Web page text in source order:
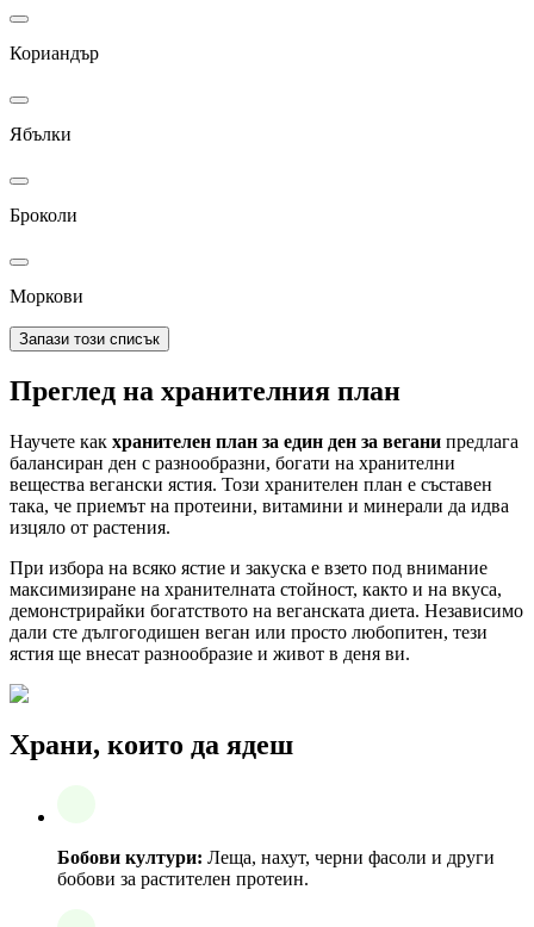
Кориандър
Ябълки
Броколи
Моркови
Запази този списък
Преглед на хранителния план
Научете как хранителен план за един ден за вегани предлага
балансиран ден с разнообразни, богати на хранителни
вещества вегански ястия. Този хранителен план е съставен
така, че приемът на протеини, витамини и минерали да идва
изцяло от растения.
При избора на всяко ястие и закуска е взето под внимание
максимизиране на хранителната стойност, както и на вкуса,
демонстрирайки богатството на веганската диета. Независимо
дали сте дългогодишен веган или просто любопитен, тези
ястия ще внесат разнообразие и живот в деня ви.
Храни, които да ядеш
Бобови култури: Леща, нахут, черни фасоли и други
бобови за растителен протеин.